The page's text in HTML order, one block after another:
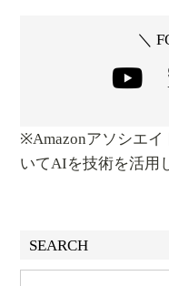
＼
※Amazonアソシエ
いてAIを技術を活用
SEARCH